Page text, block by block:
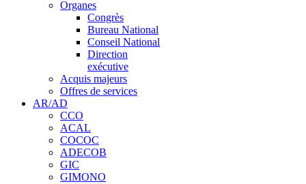
Organes
Congrès
Bureau National
Conseil National
Direction
exécutive
Acquis majeurs
Offres de services
AR/AD
CCO
ACAL
COCOC
ADECOB
GIC
GIMONO